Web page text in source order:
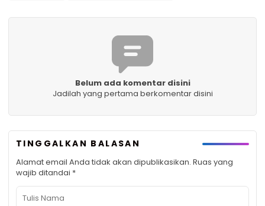
Belum ada komentar disini
Jadilah yang pertama berkomentar disini
TINGGALKAN BALASAN
Alamat email Anda tidak akan dipublikasikan. Ruas yang
wajib ditandai *